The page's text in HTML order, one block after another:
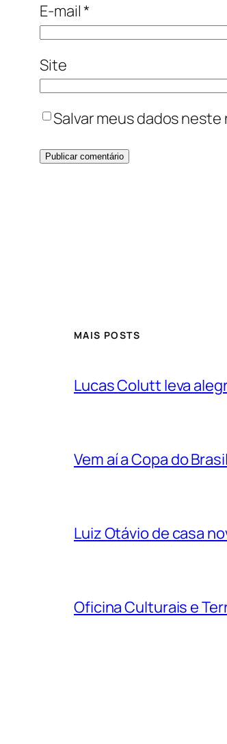
E-mail*
Site
Salvar meus dados
MAIS POSTS
Lucas Colutt leva
Vem aí a Copa do
Luiz Otávio de casa
Oficina Culturais e